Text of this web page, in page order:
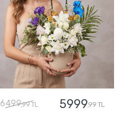
6499,99 TL 5999,99 TL